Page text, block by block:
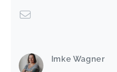
Imke Wagner